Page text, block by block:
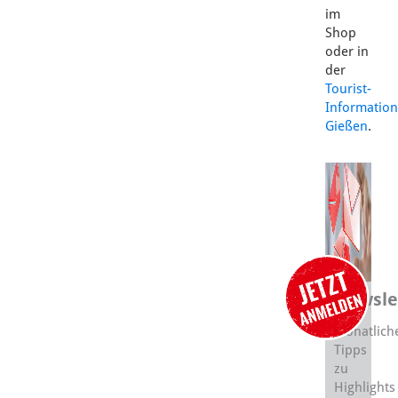
im
Shop
oder in
der
Tourist-
Information
Gießen.
Tipps
zu
Highlights